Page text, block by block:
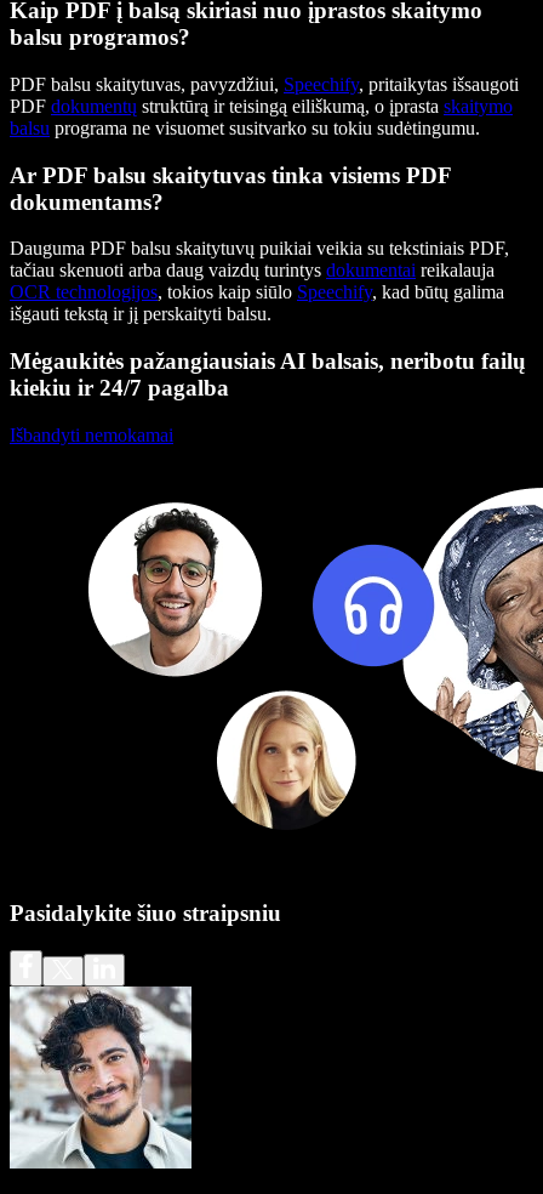
Kaip PDF į balsą skiriasi nuo įprastos skaitymo
balsu programos?
PDF balsu skaitytuvas, pavyzdžiui, Speechify, pritaikytas išsaugoti
PDF dokumentų struktūrą ir teisingą eiliškumą, o įprasta skaitymo
balsu programa ne visuomet susitvarko su tokiu sudėtingumu.
Ar PDF balsu skaitytuvas tinka visiems PDF
dokumentams?
Dauguma PDF balsu skaitytuvų puikiai veikia su tekstiniais PDF,
tačiau skenuoti arba daug vaizdų turintys dokumentai reikalauja
OCR technologijos, tokios kaip siūlo Speechify, kad būtų galima
išgauti tekstą ir jį perskaityti balsu.
Mėgaukitės pažangiausiais AI balsais, neribotu failų
kiekiu ir 24/7 pagalba
Išbandyti nemokamai
Pasidalykite šiuo straipsniu